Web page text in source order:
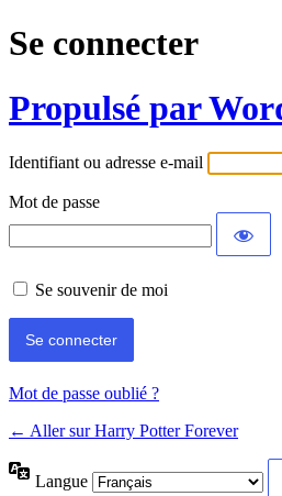
Se connecter
Propulsé par
Identifiant ou adresse e-mail
Mot de passe
Se souvenir de moi
Mot de passe oublié ?
← Aller sur Harry Potter Forever
Langue